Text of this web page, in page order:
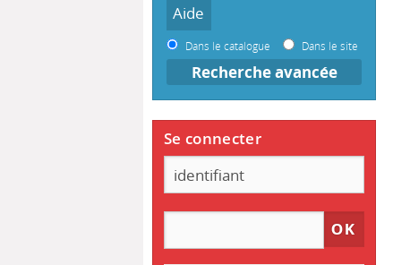
Dans le catalogue Dans le site
Recherche avancée
Se connecter